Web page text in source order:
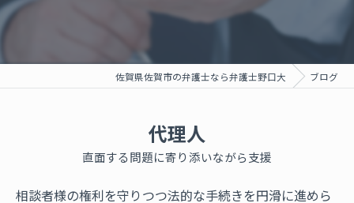
佐賀県佐賀市の弁護士なら弁護士野口大 ブログ
代理人
直面する問題に寄り添いながら支援
相談者様の権利を守りつつ法的な手続きを円滑に進めら